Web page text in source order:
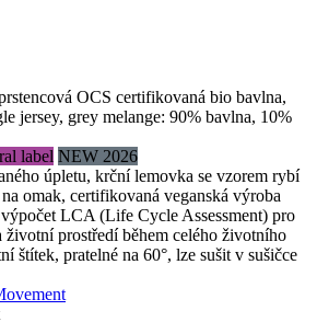
OCS certifikovaná bio bavlna,
jersey, grey melange: 90% bavlna, 10%
label NEW 2026
úpletu, krční lemovka se vzorem rybí
omak, certifikovaná veganská výroba
LCA (Life Cycle Assessment) pro
životní prostředí během celého životního
štítek, pratelné na 60°, lze sušit v sušičce